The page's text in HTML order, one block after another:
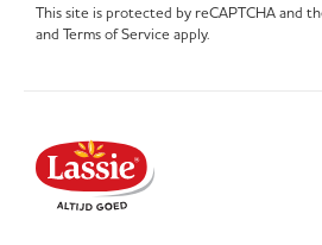
This site is protected by reCAPTCHA and
and Terms of Service apply.